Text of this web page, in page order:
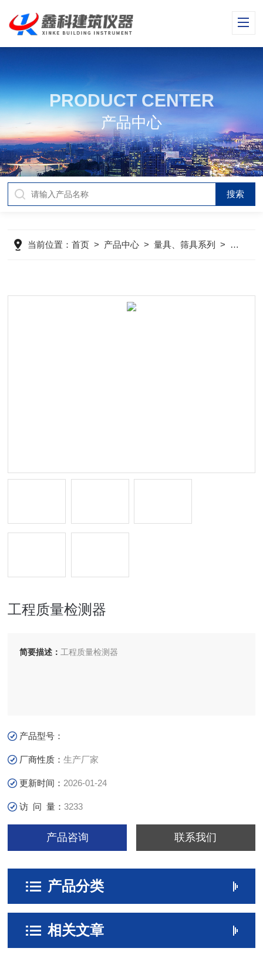
PRODUCT CENTER
产品中心
当前位置：首页 > 产品中心 >量具、筛具系列 > 砖用卡
工程质量检测器
简要描述： 工程质量检测器
产品型号：
厂商性质：生产厂家
更新时间： 2026-01-24
访 问 量：3233
产品咨询 联系我们
产品分类
相关文章